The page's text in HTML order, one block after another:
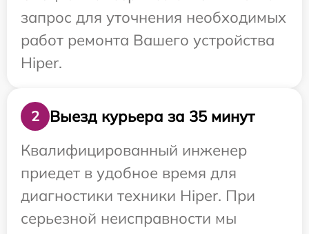
запрос для уточнения необходимых
работ ремонта Вашего устройства
Hiper.
2
Выезд курьера за 35 минут
Квалифицированный инженер
приедет в удобное время для
диагностики техники Hiper. При
серьезной неисправности мы